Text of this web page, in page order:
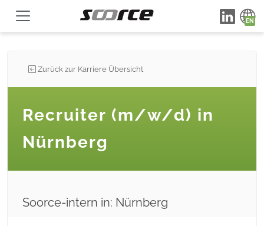
Zurück zur Karriere Übersicht
Recruiter (m/w/d) in
Nürnberg
Soorce-intern in: Nürnberg